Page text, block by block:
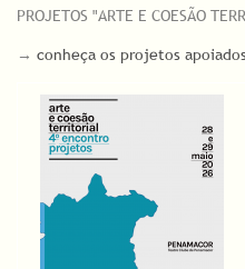
PROJETOS "ARTE E COESÃO
→ conheça os projetos apoiados